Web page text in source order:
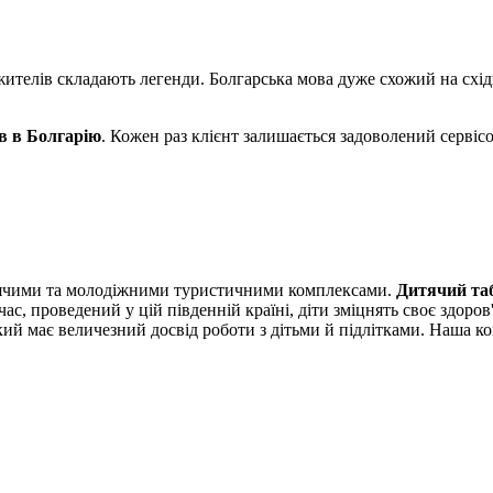
складають легенди. Болгарська мова дуже схожий на
в Болгарію. Кожен раз клієнт залишається задоволений
та молодіжними туристичними комплексами. Дитячий
проведений у цій південній країні, діти зміцнять своє
має величезний досвід роботи з дітьми й підлітками. Наша